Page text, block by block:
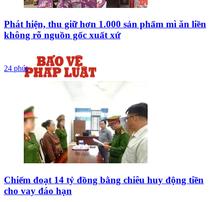
Phát hiện, thu giữ hơn 1.000 sản phẩm mì ăn liền
không rõ nguồn gốc xuất xứ
24 phút
Chiếm đoạt 14 tỷ đồng bằng chiêu huy động tiền
cho vay đáo hạn